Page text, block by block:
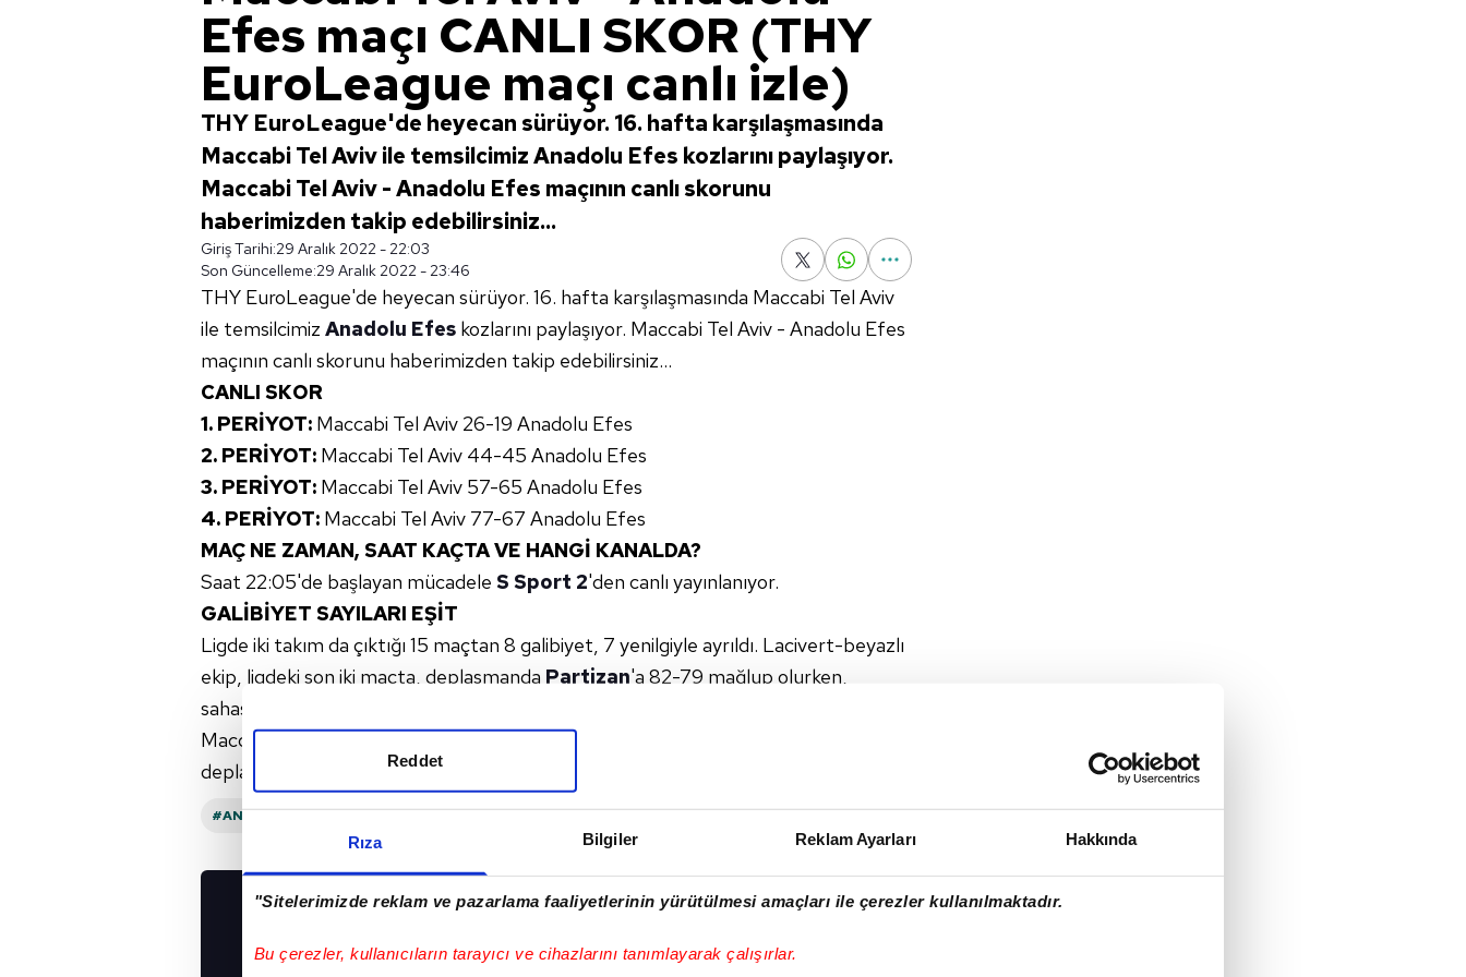
Rıza Bilgiler Reklam Ayarları Hakkında
"Sitelerimizde reklam ve pazarlama faaliyetlerinin yürütülmesi amaçları ile çerezler kullanılmaktadır.
Bu çerezler, kullanıcıların tarayıcı ve cihazlarını tanımlayarak çalışırlar.
Reddet
Efes maçı CANLI SKOR (THY
EuroLeague maçı canlı izle)
THY EuroLeague'de heyecan sürüyor. 16. hafta karşılaşmasında
Maccabi Tel Aviv ile temsilcimiz Anadolu Efes kozlarını paylaşıyor.
Maccabi Tel Aviv - Anadolu Efes maçının canlı skorunu
haberimizden takip edebilirsiniz...
Giriş Tarihi:29 Aralık 2022 - 22:03
Son Güncelleme:29 Aralık 2022 - 23:46
THY EuroLeague'de heyecan sürüyor. 16. hafta karşılaşmasında Maccabi Tel Aviv
ile temsilcimiz Anadolu Efes kozlarını paylaşıyor. Maccabi Tel Aviv - Anadolu Efes
maçının canlı skorunu haberimizden takip edebilirsiniz...
CANLI SKOR
1. PERİYOT: Maccabi Tel Aviv 26-19 Anadolu Efes
2. PERİYOT: Maccabi Tel Aviv 44-45 Anadolu Efes
3. PERİYOT: Maccabi Tel Aviv 57-65 Anadolu Efes
4. PERİYOT: Maccabi Tel Aviv 77-67 Anadolu Efes
MAÇ NE ZAMAN, SAAT KAÇTA VE HANGİ KANALDA?
Saat 22:05'de başlayan mücadele S Sport 2'den canlı yayınlanıyor.
GALİBİYET SAYILARI EŞİT
Ligde iki takım da çıktığı 15 maçtan 8 galibiyet, 7 yenilgiyle ayrıldı. Lacivert-beyazlı
ekip, ligdeki son iki maçta, deplasmanda Partizan'a 82-79 mağlup olurken,
sahasında
Maccabi Tel Aviv ise 78-73 kaybettiğiVirtus Bologna
deplasmanda karşılaştığı ALBA Berlin'i 83-70 mağlup etti.
#ANADOLU EFES #PANATHINAIKOS #PARTIZAN #VIRTUS BOLOGNA #S SPORT 2
İNDİRİN!